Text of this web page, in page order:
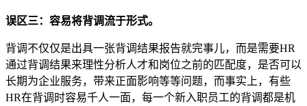
误区三：容易将背调流于形式。
背调不仅仅是出具一张背调结果报告就完事儿，而是需要HR
通过背调结果来理性分析人才和岗位之前的匹配度，是否可以
长期为企业服务，带来正面影响等等问题，而事实上，有些
HR在背调时容易千人一面，每一个新入职员工的背调都是机